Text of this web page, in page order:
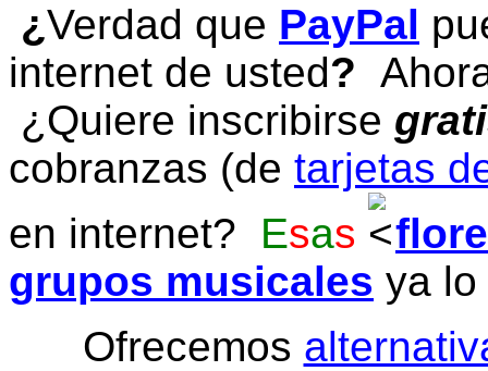
¿Verdad que PayPal
internet de usted?
¿Quiere inscribirse
cobranzas (de tarjetas
en internet? Esas
grupos musicales ya
Ofrecemos